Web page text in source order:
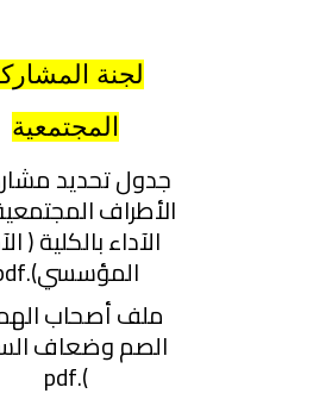
لجنة
المجتمعية
جدول تحديد
الأطراف
الآداء بالكلية (
المؤسسي).pdf
ملف أصحاب
الصم وضعاف
).pdf